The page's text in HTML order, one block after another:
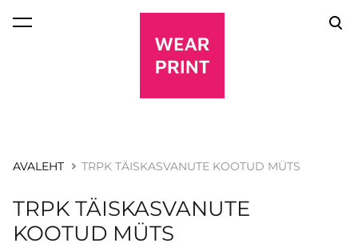
lisati ostukorvi.
AVALEHT TRPK TÄISKASVANUTE KOOTUD MÜTS
TRPK TÄISKASVANUTE
KOOTUD MÜTS